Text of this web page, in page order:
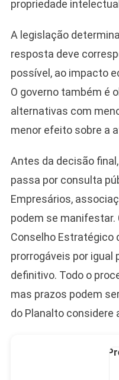
propriedade
A legislação
resposta deve
possível, ao impacto
O governo também é
alternativas com
menor efeito sobre a
Antes da decisão
passa por consulta
Empresários,
podem se manifestar.
Conselho Estratégico
prorrogáveis por igual
definitivo. Todo o
mas prazos podem
do Planalto considere